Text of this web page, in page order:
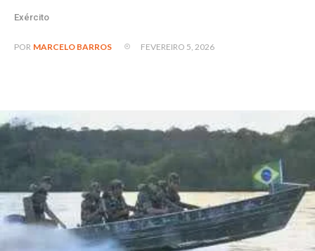
Exército
POR MARCELO BARROS FEVEREIRO 5, 2026